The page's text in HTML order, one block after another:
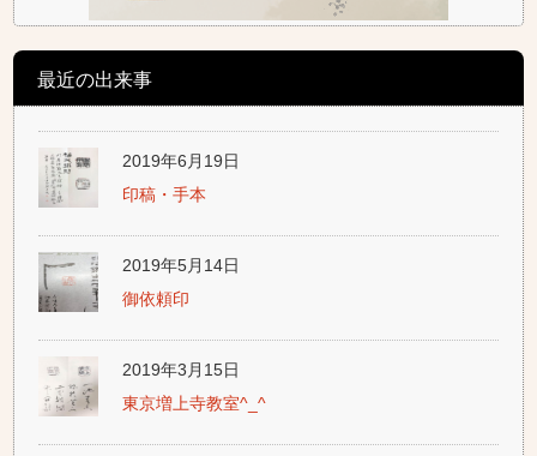
最近の出来事
2019年6月19日
印稿・手本
2019年5月14日
御依頼印
2019年3月15日
東京増上寺教室^_^